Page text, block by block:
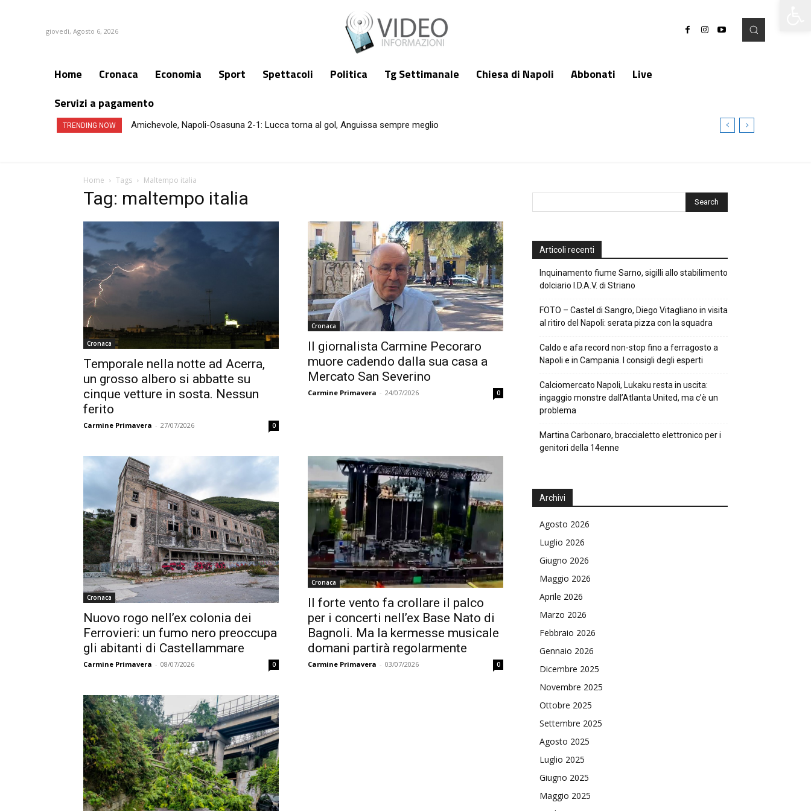
giovedì, Agosto 6, 2026
Home Cronaca Economia Sport Spettacoli Politica Tg Settimanale Chiesa di Napoli Abbonati
Live
Servizi a pagamento
TRENDING NOW Amichevole, Napoli-Osasuna 2-1: Lucca torna al gol, Anguissa sempre meglio
Home Tags Maltempo italia
Tag: maltempo italia
Cronaca
Temporale nella notte ad Acerra,
un grosso albero si abbatte su
cinque vetture in sosta. Nessun
ferito
Carmine Primavera - 27/07/2026 0
Cronaca
Il giornalista Carmine Pecoraro
muore cadendo dalla sua casa a
Mercato San Severino
Carmine Primavera - 24/07/2026 0
Cronaca
Nuovo rogo nell’ex colonia dei
Ferrovieri: un fumo nero preoccupa
gli abitanti di Castellammare
Carmine Primavera - 08/07/2026 0
Cronaca
Il forte vento fa crollare il palco
per i concerti nell’ex Base Nato di
Bagnoli. Ma la kermesse musicale
domani partirà regolarmente
Carmine Primavera - 03/07/2026 0
Articoli recenti
Inquinamento fiume Sarno, sigilli allo stabilimento
dolciario I.D.A.V. di Striano
FOTO – Castel di Sangro, Diego Vitagliano in visita
al ritiro del Napoli: serata pizza con la squadra
Caldo e afa record non-stop fino a ferragosto a
Napoli e in Campania. I consigli degli esperti
Calciomercato Napoli, Lukaku resta in uscita:
ingaggio monstre dall’Atlanta United, ma c’è un
problema
Martina Carbonaro, braccialetto elettronico per i
genitori della 14enne
Archivi
Agosto 2026
Luglio 2026
Giugno 2026
Maggio 2026
Aprile 2026
Marzo 2026
Febbraio 2026
Gennaio 2026
Dicembre 2025
Novembre 2025
Ottobre 2025
Settembre 2025
Agosto 2025
Luglio 2025
Giugno 2025
Maggio 2025